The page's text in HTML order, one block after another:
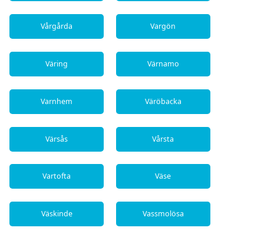
Vårgårda Vargön
Väring Värnamo
Varnhem Väröbacka
Värsås Vårsta
Vartofta Väse
Väskinde Vassmolösa